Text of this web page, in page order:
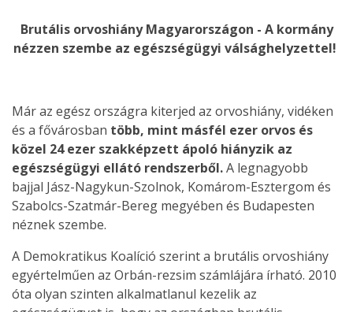
Brutális orvoshiány Magyarországon - A kormány
nézzen szembe az egészségügyi válsághelyzettel!
Már az egész országra kiterjed az orvoshiány, vidéken
és a fővárosban több, mint másfél ezer orvos és
közel 24 ezer szakképzett ápoló hiányzik az
egészségügyi ellátó rendszerből.A legnagyobb
bajjal Jász-Nagykun-Szolnok, Komárom-Esztergom és
Szabolcs-Szatmár-Bereg megyében és Budapesten
néznek szembe.
A Demokratikus Koalíció szerint a brutális orvoshiány
egyértelműen az Orbán-rezsim számlájára írható. 2010
óta olyan szinten alkalmatlanul kezelik az